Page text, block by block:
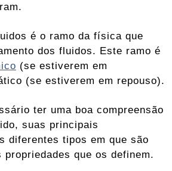
é o ramo da física que
dos fluidos. Este ramo é
(se estiverem em
(se estiverem em repouso).
ter uma boa compreensão
suas principais
diferentes tipos em que são
que os definem.